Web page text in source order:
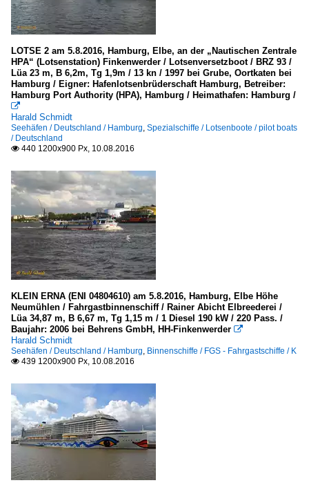
LOTSE 2 am 5.8.2016, Hamburg, Elbe, an der „Nautischen Zentrale
HPA“ (Lotsenstation) Finkenwerder / Lotsenversetzboot / BRZ 93 /
Lüa 23 m, B 6,2m, Tg 1,9m / 13 kn / 1997 bei Grube, Oortkaten bei
Hamburg / Eigner: Hafenlotsenbrüderschaft Hamburg, Betreiber:
Hamburg Port Authority (HPA), Hamburg / Heimathafen: Hamburg /

Harald Schmidt
Seehäfen / Deutschland / Hamburg, Spezialschiffe / Lotsenboote / pilot boats
/ Deutschland
 440 1200x900 Px, 10.08.2016
KLEIN ERNA (ENI 04804610) am 5.8.2016, Hamburg, Elbe Höhe
Neumühlen / Fahrgastbinnenschiff / Rainer Abicht Elbreederei /
Lüa 34,87 m, B 6,67 m, Tg 1,15 m / 1 Diesel 190 kW / 220 Pass. /
Baujahr: 2006 bei Behrens GmbH, HH-Finkenwerder 
Harald Schmidt
Seehäfen / Deutschland / Hamburg, Binnenschiffe / FGS - Fahrgastschiffe / K
 439 1200x900 Px, 10.08.2016